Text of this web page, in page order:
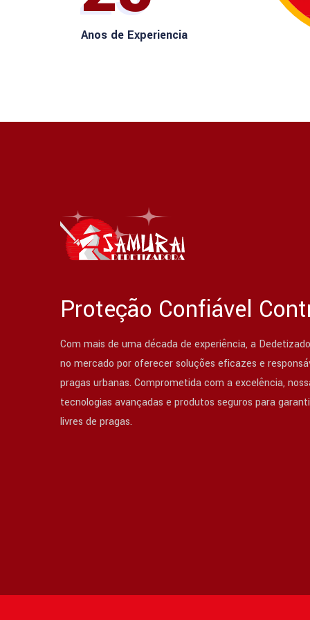
Anos de Experiencia
Proteção Confiável
Com mais de uma década de experiência, a
no mercado por oferecer soluções eficazes e
pragas urbanas. Comprometida com a excelência,
tecnologias avançadas e produtos seguros para
livres de pragas.